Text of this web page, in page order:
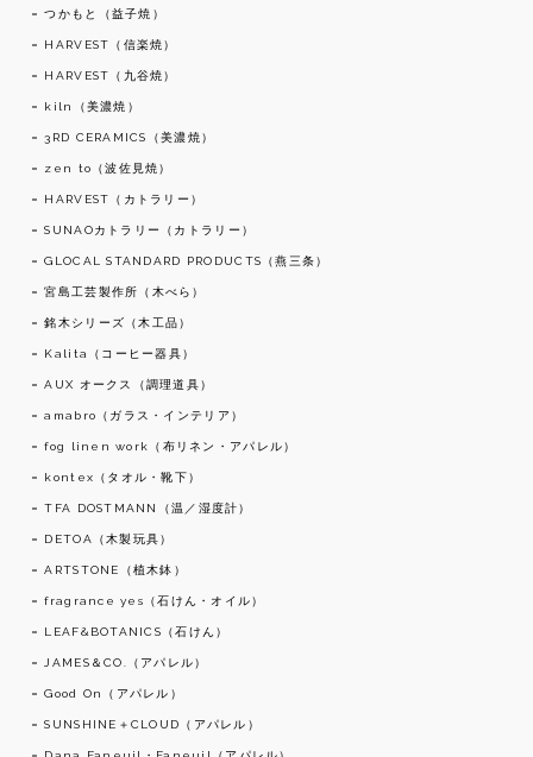
つかもと（益子焼）
HARVEST（信楽焼）
HARVEST（九谷焼）
kiln（美濃焼）
3RD CERAMICS（美濃焼）
zen to（波佐見焼）
HARVEST（カトラリー）
SUNAOカトラリー（カトラリー）
GLOCAL STANDARD PRODUCTS（燕三条）
宮島工芸製作所（木べら）
銘木シリーズ（木工品）
Kalita（コーヒー器具）
AUX オークス（調理道具）
amabro（ガラス・インテリア）
fog linen work（布リネン・アパレル）
kontex（タオル・靴下）
TFA DOSTMANN（温／湿度計）
DETOA（木製玩具）
ARTSTONE（植木鉢）
fragrance yes（石けん・オイル）
LEAF&BOTANICS（石けん）
JAMES＆CO.（アパレル）
Good On（アパレル）
SUNSHINE＋CLOUD（アパレル）